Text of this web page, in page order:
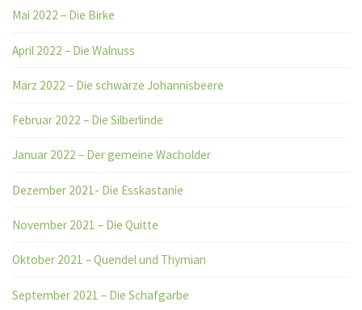
Mai 2022 – Die Birke
April 2022 – Die Walnuss
März 2022 – Die schwarze Johannisbeere
Februar 2022 – Die Silberlinde
Januar 2022 – Der gemeine Wacholder
Dezember 2021- Die Esskastanie
November 2021 – Die Quitte
Oktober 2021 – Quendel und Thymian
September 2021 – Die Schafgarbe